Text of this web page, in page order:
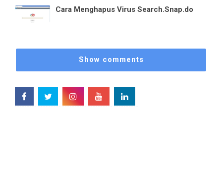
Cara Menghapus Virus Search.Snap.do
Show comments